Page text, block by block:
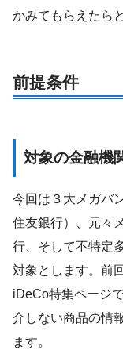
かみてもらえたら
前提条件
対象の金融機
今回は３大メガバ
住友銀行）、元々
行、そして不特定
対象とします。前
iDeCo特集ページ
介しない商品の情
ます。